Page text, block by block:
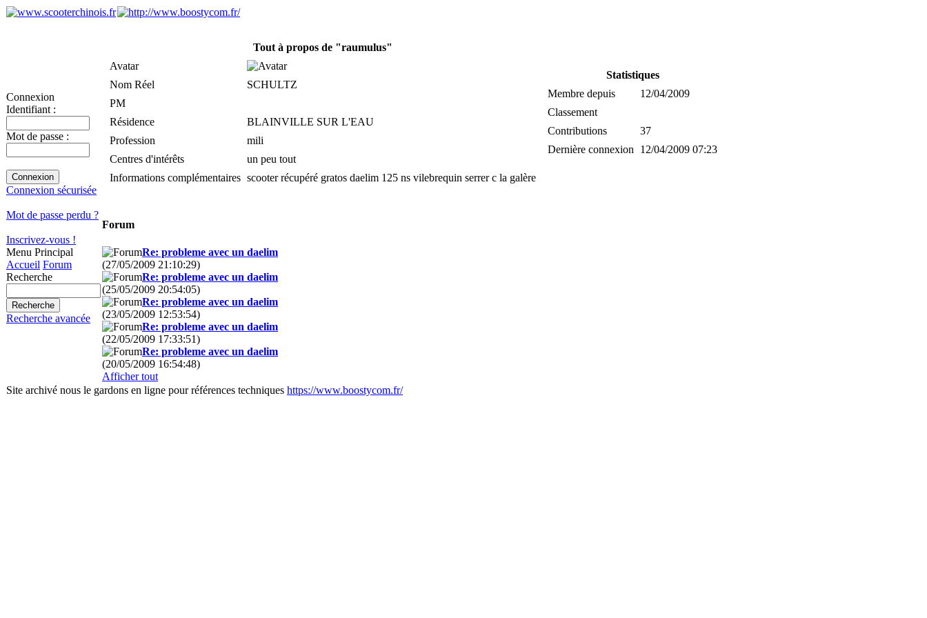
Connexion
Identifiant :
Mot de passe :
Connexion sécurisée
Mot de passe perdu ?
Inscrivez-vous !
Menu Principal
Accueil Forum
Recherche
Recherche avancée
Tout à propos de "raumulus"
Avatar
Nom Réel
SCHULTZ
PM
Résidence
BLAINVILLE SUR L'EAU
Profession
mili
Centres d'intérêts
un peu tout
Informations complémentaires scooter récupéré gratos daelim 125 ns vilebrequin serrer c la galère
Statistiques
Membre depuis
12/04/2009
Classement
Contributions
37
Dernière connexion
12/04/2009 07:23
Forum
Re: probleme avec un daelim
(27/05/2009 21:10:29)
Re: probleme avec un daelim
(25/05/2009 20:54:05)
Re: probleme avec un daelim
(23/05/2009 12:53:54)
Re: probleme avec un daelim
(22/05/2009 17:33:51)
Re: probleme avec un daelim
(20/05/2009 16:54:48)
Afficher tout
Site archivé nous le gardons en ligne pour références techniques https://www.boostycom.fr/